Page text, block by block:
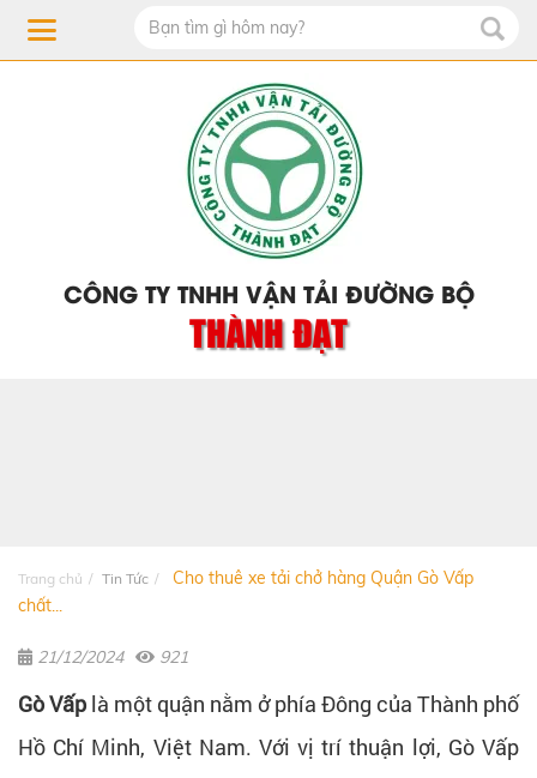
CÔNG TY TNHH VẬN TẢI ĐƯỜNG BỘ
THÀNH ĐẠT
Trang chủ Tin Tức
Cho thuê xe tải chở hàng Quận Gò Vấp
chất...
21/12/2024 921
Gò Vấp là một quận nằm ở phía Đông của Thành phố
Hồ Chí Minh, Việt Nam. Với vị trí thuận lợi, Gò Vấp